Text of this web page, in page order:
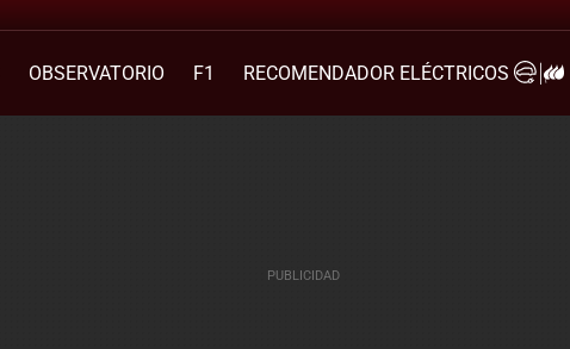
OBSERVATORIO F1
RECOMENDADOR ELÉCTRICOS